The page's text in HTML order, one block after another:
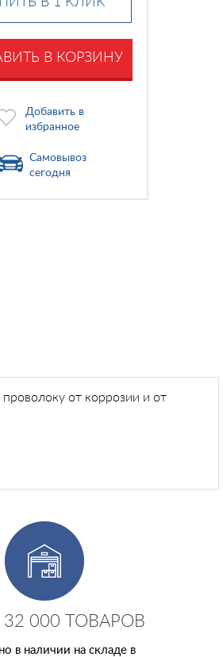
В КОРЗИНУ
Добавить в
избранное
Самовывоз
сегодня
от коррозии и от
32 000 ТОВАРОВ
в наличии на складе в